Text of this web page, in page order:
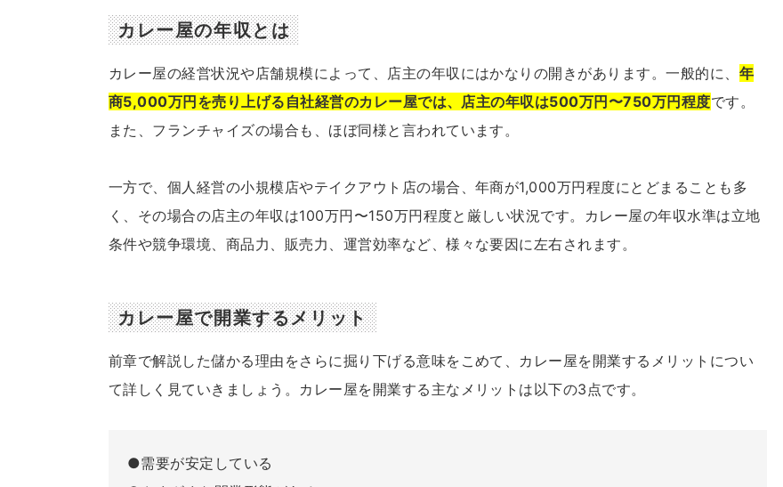
カレー屋の年収とは
カレー屋の経営状況や店舗規模によって、店主の年収にはかなりの開きがあります。一般的に、 年
商5,000万円を売り上げる自社経営のカレー屋では、店主の年収は500万円〜750万円程度です。
また、フランチャイズの場合も、ほぼ同様と言われています。
一方で、個人経営の小規模店やテイクアウト店の場合、年商が1,000万円程度にとどまることも多
く、その場合の店主の年収は100万円〜150万円程度と厳しい状況です。カレー屋の年収水準は立地
条件や競争環境、商品力、販売力、運営効率など、様々な要因に左右されます。
カレー屋で開業するメリット
前章で解説した儲かる理由をさらに掘り下げる意味をこめて、カレー屋を開業するメリットについ
て詳しく見ていきましょう。カレー屋を開業する主なメリットは以下の3点です。
●需要が安定している